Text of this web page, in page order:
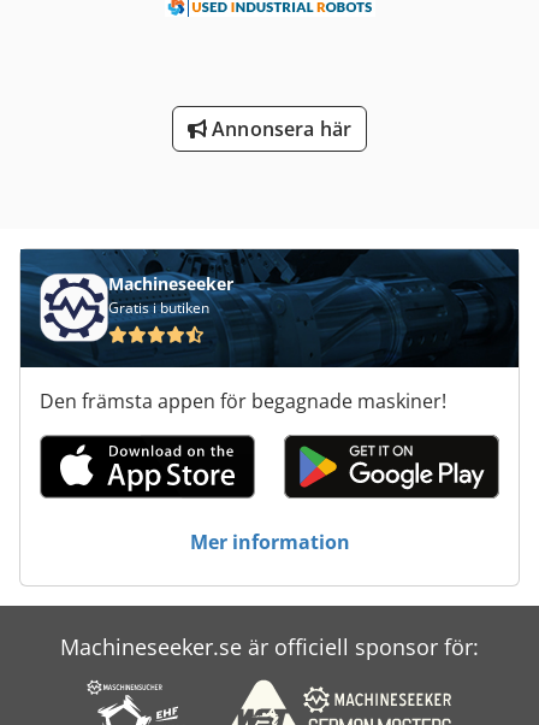
Annonsera här
Machineseeker
Gratis i butiken
Den främsta appen för begagnade maskiner!
Mer information
Machineseeker.se är officiell sponsor för: